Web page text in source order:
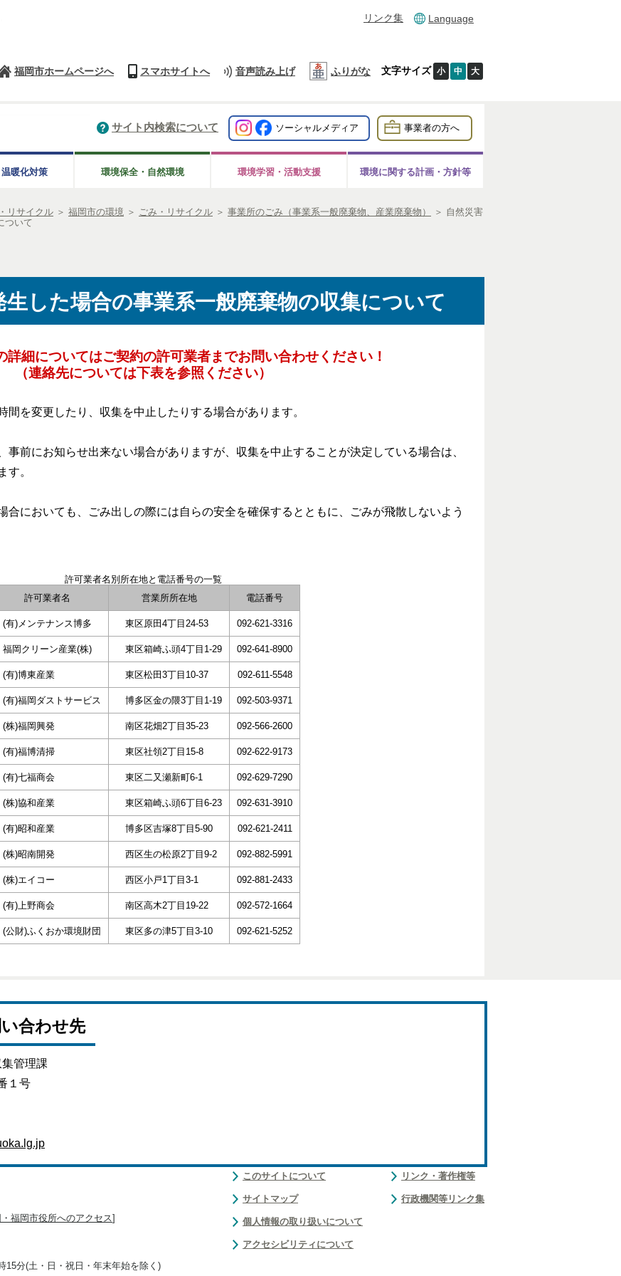
リンク集 Language
福岡市ホームページへ スマホサイトへ 音声読み上げ ふりがな 文字サイズ 小 中 大
ソーシャルメディア 事業者の方へ
サイト内検索について
暖化対策 環境保全・自然環境 環境学習・活動支援 環境に関する計画・方針等
リサイクル ＞ 福岡市の環境 ＞ ごみ・リサイクル ＞ 事業所のごみ（事業系一般廃棄物、産業廃棄物） ＞ 自然災害
ついて
生した場合の事業系一般廃棄物の収集について
詳細についてはご契約の許可業者までお問い合わせください！
（連絡先については下表を参照ください）
間を変更したり、収集を中止したりする場合があります。
事前にお知らせ出来ない場合がありますが、収集を中止することが決定している場合は、
す。
合においても、ごみ出しの際には自らの安全を確保するとともに、ごみが飛散しないよう
許可業者名別所在地と電話番号の一覧
許可業者名
営業所所在地 電話番号
有)メンテナンス博多 東区原田4丁目24-53 092-621-3316
岡クリーン産業(株) 東区箱崎ふ頭4丁目1-29 092-641-8900
有)博東産業 東区松田3丁目10-37 092-611-5548
有)福岡ダストサービス 博多区金の隈3丁目1-19 092-503-9371
株)福岡興発 南区花畑2丁目35-23 092-566-2600
有)福博清掃 東区社領2丁目15-8 092-622-9173
有)七福商会 東区二又瀬新町6-1 092-629-7290
株)協和産業 東区箱崎ふ頭6丁目6-23 092-631-3910
有)昭和産業 博多区吉塚8丁目5-90 092-621-2411
株)昭南開発 西区生の松原2丁目9-2 092-882-5991
株)エイコー 西区小戸1丁目3-1 092-881-2433
有)上野商会 南区高木2丁目19-22 092-572-1664
公財)ふくおか環境財団 東区多の津5丁目3-10 092-621-5252
合わせ先
管理課
１号
福岡市役所へのアクセス]
15分(土・日・祝日・年末年始を除く)
このサイトについて
サイトマップ
個人情報の取り扱いについて
アクセシビリティについて
リンク・著作権等
行政機関等リンク集